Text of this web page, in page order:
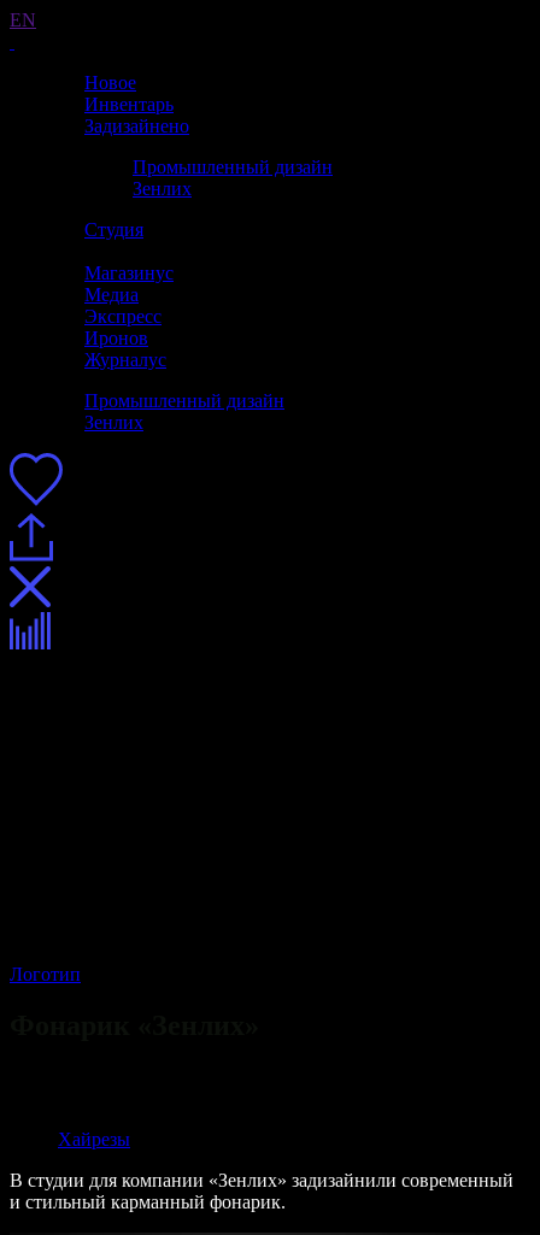
EN
Новое
Инвентарь
Задизайнено
Промышленный дизайн
Зенлих
Студия
Магазинус
Медиа
Экспресс
Иронов
Журналус
Промышленный дизайн
Зенлих
Логотип
Хайрезы
В студии для компании «Зенлих» задизайнили современный
и стильный карманный фонарик.